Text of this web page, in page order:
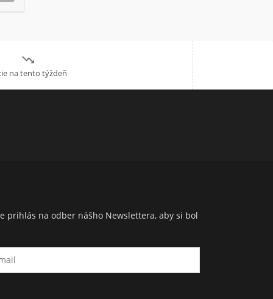

na tento týždeň
prihlás na odber nášho Newslettera, aby si bol